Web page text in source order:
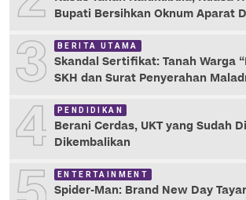
Bupati Bersihkan Oknum Aparat
3 BERITA UTAMA
Skandal Sertifikat: Tanah Warga
SKH dan Surat Penyerahan
4 PENDIDIKAN
Berani Cerdas, UKT yang Sudah
Dikembalikan
ENTERTAINMENT
Spider-Man: Brand New Day